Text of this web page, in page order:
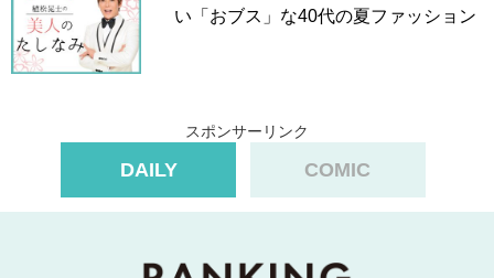
い「おブス」な40代の夏ファッション
スポンサーリンク
DAILY COMIC